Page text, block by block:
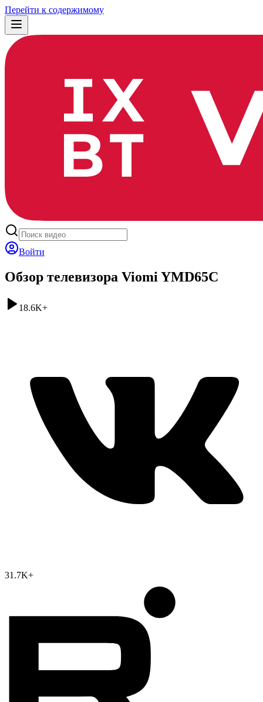
Перейти к содержимому
Войти
Обзор телевизора Viomi YMD65C
18.6K+
31.7K+